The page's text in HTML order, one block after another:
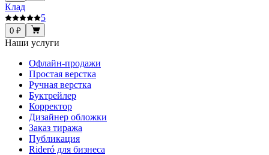
Клад
5
0 ₽
Наши услуги
Офлайн-продажи
Простая верстка
Ручная верстка
Буктрейлер
Корректор
Дизайнер обложки
Заказ тиража
Публикация
Rideró для бизнеса